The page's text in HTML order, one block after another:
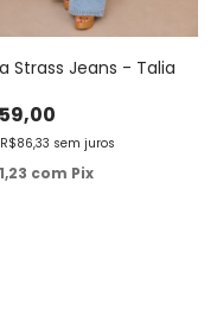
Strass Jeans - Talia
R$86,33 sem juros
com Pix